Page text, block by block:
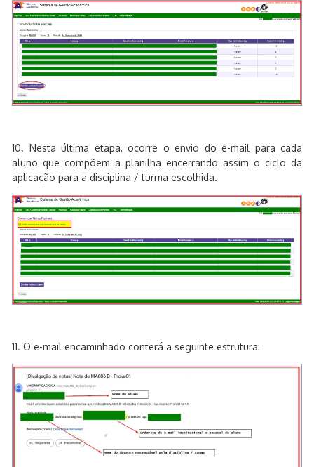
10. Nesta última etapa, ocorre o envio do e-mail para cada
aluno que compõem a planilha encerrando assim o ciclo da
aplicação para a disciplina / turma escolhida.
11. O e-mail encaminhado conterá a seguinte estrutura: